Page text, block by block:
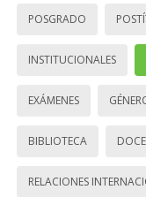
POSGRADO
INSTITUCIONALES
EXÁMENES
BIBLIOTECA
RELACIONES